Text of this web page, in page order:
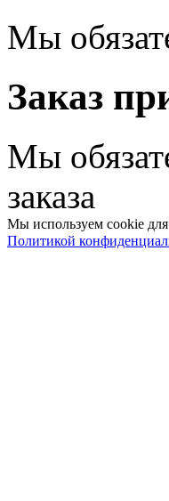
Мы
Заказ
Мы
заказа
Мы используем cookie для
Политикой